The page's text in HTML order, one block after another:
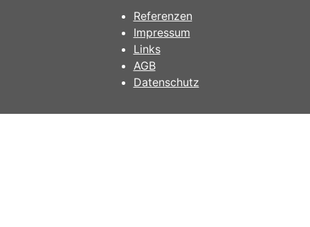
Referenzen
Impressum
Links
AGB
Datenschutz